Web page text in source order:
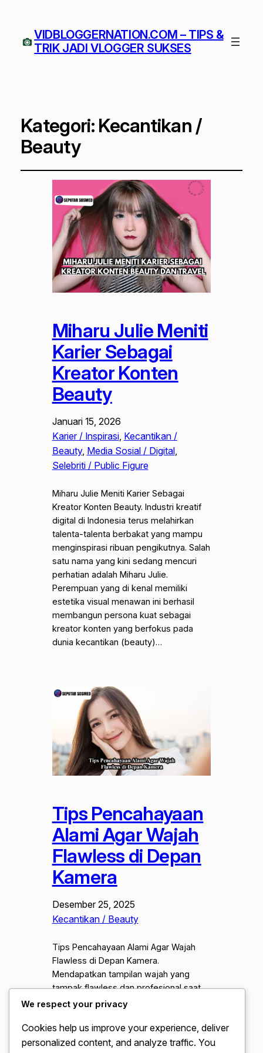
VIDBLOGGERNATION.COM – TIPS &
TRIK JADI VLOGGER SUKSES
Kategori: Kecantikan /
Beauty
Miharu Julie Meniti
Karier Sebagai
Kreator Konten
Beauty
Januari 15, 2026
Karier / Inspirasi, Kecantikan /
Beauty, Media Sosial / Digital
Selebriti / Public Figure
Miharu Julie Meniti Karier Sebagai
Kreator Konten Beauty. Industri kreatif
digital di Indonesia terus melahirkan
talenta-talenta berbakat yang mampu
menginspirasi ribuan pengikutnya. Salah
satu nama yang kini sedang mencuri
perhatian adalah Miharu Julie.
Perempuan yang di kenal memiliki
estetika visual menawan ini berhasil
membangun persona kuat sebagai
kreator konten yang berfokus pada
dunia kecantikan (beauty)…
Tips Pencahayaan
Alami Agar Wajah
Flawless di Depan
Kamera
Desember 25, 2025
Kecantikan / Beauty
Tips Pencahayaan Alami Agar Wajah
Flawless di Depan Kamera.
Mendapatkan tampilan wajah yang
tampak flawless dan profesional saat
berada di depan kamera tidak selalu
mahal. Banyak orang yang terjebak
pada penggunaan filter berlebihan,
We respect your privacy
Cookies help us improve your experience, deliver
personalized content, and analyze traffic. You